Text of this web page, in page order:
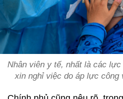
Nhân viên y tế, nhất là các
xin nghỉ việc do áp lực công